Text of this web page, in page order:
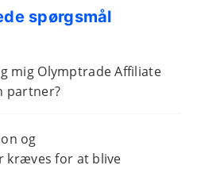
spørgsmål
mig Olymptrade Affiliate
partner?
og
kræves for at blive